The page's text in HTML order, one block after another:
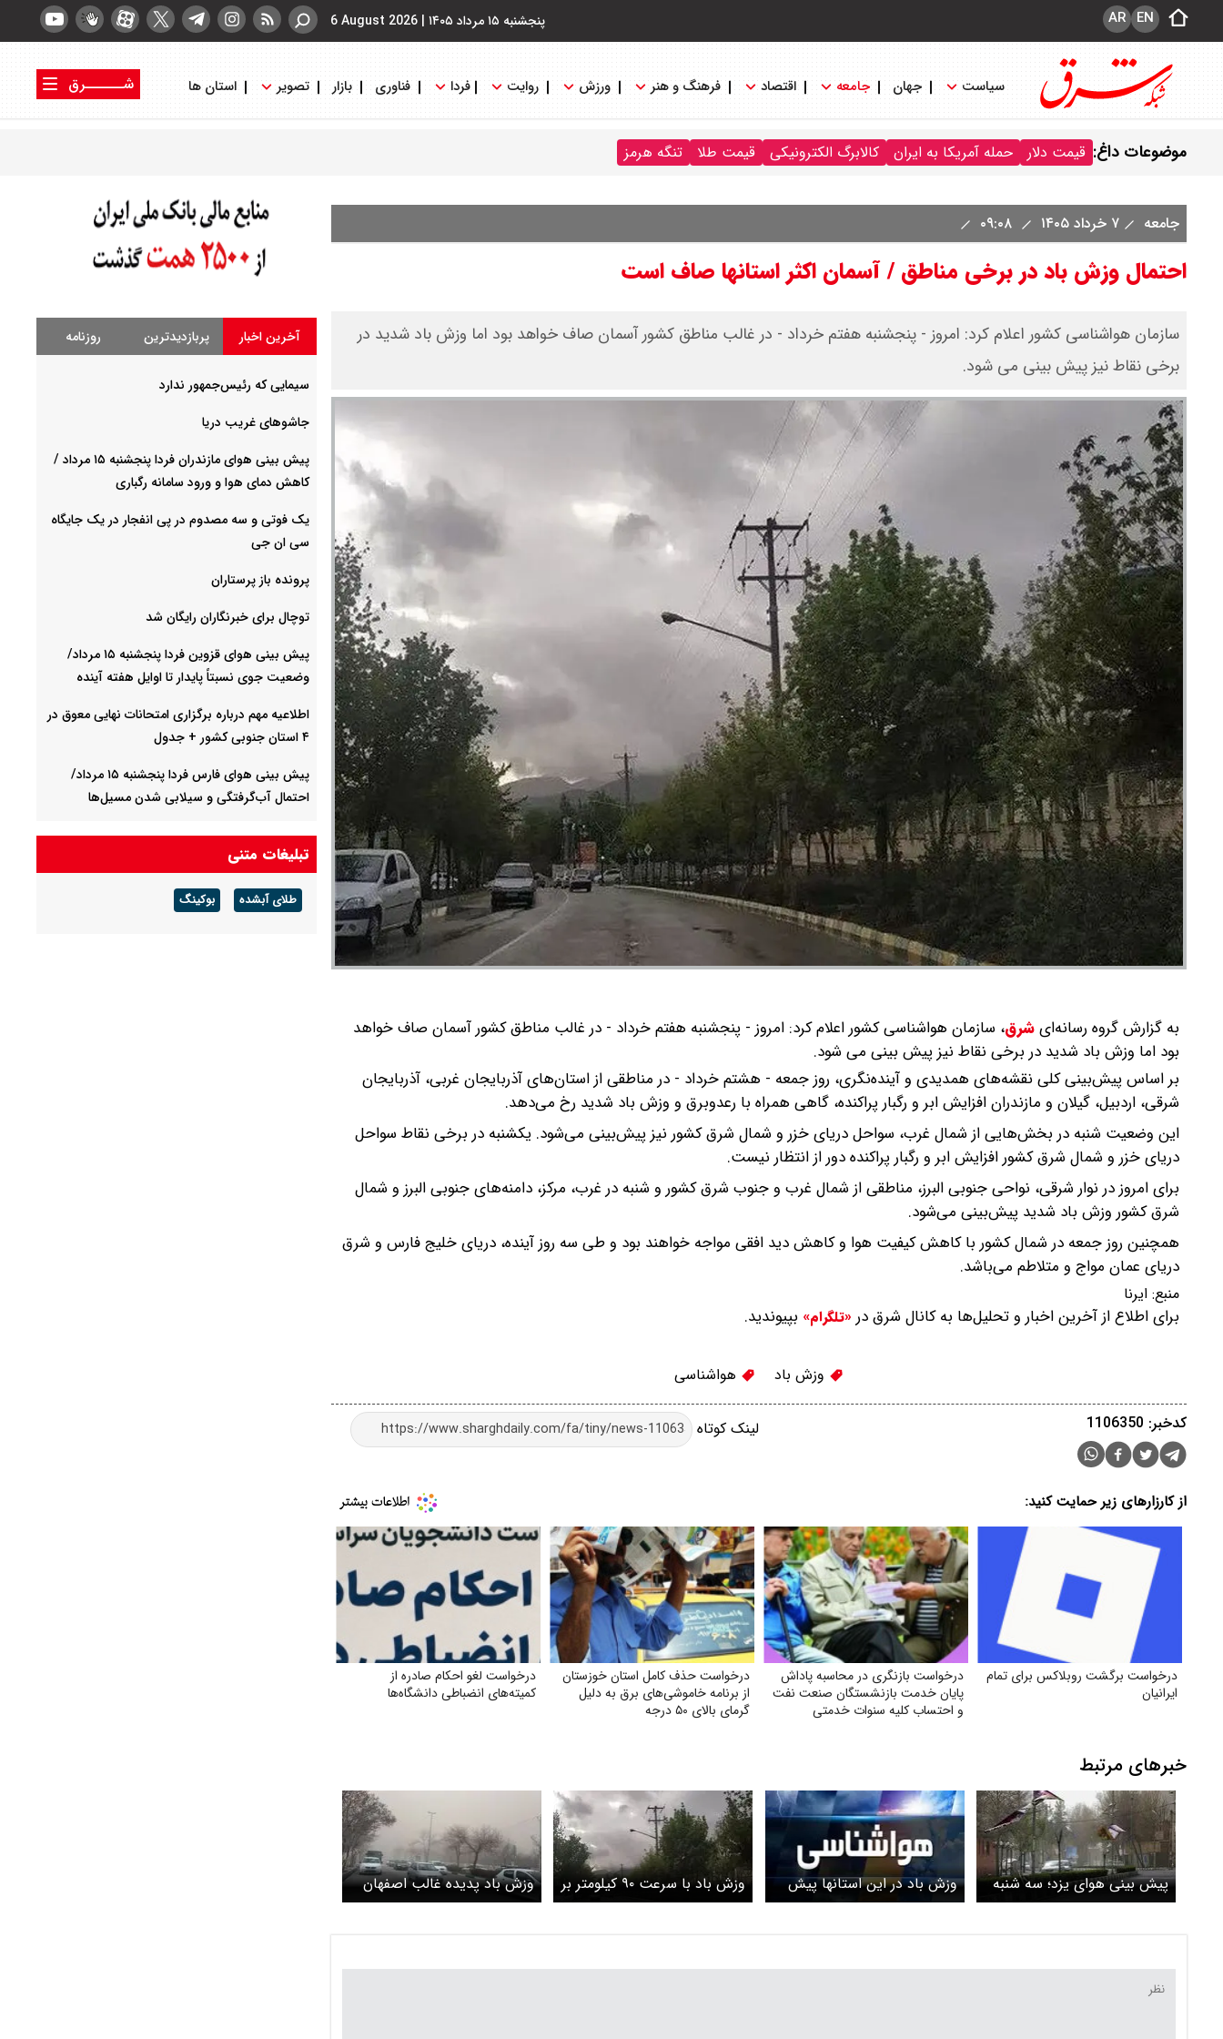
پنجشنبه ۱۵ مرداد ۱۴۰۵ |
6 August 2026 EN
AR
سیاست جهان جامعه اقتصاد فرهنگ و هنر ورزش روایت فردا فناوری بازار تصویر استان ها
شــــــرق
موضوعات داغ: قیمت دلار حمله آمریکا به ایران کالابرگ الکترونیکی قیمت طلا تنگه هرمز
جامعه ۷ خرداد ۱۴۰۵
احتمال وزش باد در برخی مناطق / آسمان اکثر استانها صاف است
سازمان هواشناسی کشور اعلام کرد: امروز - پنجشنبه هفتم خرداد - در غالب مناطق کشور آسمان صاف خواهد بود اما وزش باد شدید در
برخی نقاط نیز پیش بینی می شود.
به گزارش گروه رسانه‌ایشرق، سازمان هواشناسی کشور اعلام کرد: امروز - پنجشنبه هفتم خرداد - در غالب مناطق کشور آسمان صاف خواهد
بود اما وزش باد شدید در برخی نقاط نیز پیش بینی می شود.
بر اساس پیش‌بینی کلی نقشه‌های همدیدی و آینده‌نگری، روز جمعه - هشتم خرداد - در مناطقی از استان‌های آذربایجان غربی، آذربایجان
شرقی، اردبیل، گیلان و مازندران افزایش ابر و رگبار پراکنده، گاهی همراه با رعدوبرق و وزش باد شدید رخ می‌دهد.
این وضعیت شنبه در بخش‌هایی از شمال غرب، سواحل دریای خزر و شمال شرق کشور نیز پیش‌بینی می‌شود. یکشنبه در برخی نقاط سواحل
دریای خزر و شمال شرق کشور افزایش ابر و رگبار پراکنده دور از انتظار نیست.
برای امروز در نوار شرقی، نواحی جنوبی البرز، مناطقی از شمال غرب و جنوب شرق کشور و شنبه در غرب، مرکز، دامنه‌های جنوبی البرز و شمال
شرق کشور وزش باد شدید پیش‌بینی می‌شود.
همچنین روز جمعه در شمال کشور با کاهش کیفیت هوا و کاهش دید افقی مواجه خواهند بود و طی سه روز آینده، دریای خلیج فارس و شرق
دریای عمان مواج و متلاطم می‌باشد.
منبع: ایرنا
برای اطلاع از آخرین اخبار و تحلیل‌ها به کانال شرق در «تلگرام» بپیوندید.
وزش باد هواشناسی
لینک کوتاه کدخبر: 1106350
از کارزارهای زیر حمایت کنید:
درخواست برگشت روبلاکس برای تمام
ایرانیان
درخواست بازنگری در محاسبه پاداش
پایان خدمت بازنشستگان صنعت نفت
و احتساب کلیه سنوات خدمتی
درخواست حذف کامل استان خوزستان
از برنامه خاموشی‌های برق به دلیل
گرمای بالای ۵۰ درجه
درخواست لغو احکام صادره از
کمیته‌های انضباطی دانشگاه‌ها
خبرهای مرتبط
پیش بینی هوای یزد؛ سه شنبه
۵ خرداد ۱۴۰۵/ هشدار نارنجی
وزش باد در این استانها پیش
بینی شد / شنا در خزر ممنوع
وزش باد با سرعت ۹۰ کیلومتر بر
ساعت قم را درمی‌نوردد
وزش باد پدیده غالب اصفهان
است
آخرین اخبار پربازدیدترین روزنامه
سیمایی که رئیس‌جمهور ندارد
جاشوهای غریب دریا
پیش بینی هوای مازندران فردا پنجشنبه ۱۵ مرداد /
کاهش دمای هوا و ورود سامانه رگباری
یک فوتی و سه مصدوم در پی انفجار در یک جایگاه
سی ان جی
پرونده باز پرستاران
توچال برای خبرنگاران رایگان شد
پیش بینی هوای قزوین فردا پنجشنبه ۱۵ مرداد/
وضعیت جوی نسبتاً پایدار تا اوایل هفته آینده
اطلاعیه مهم درباره برگزاری امتحانات نهایی معوق در
۴ استان جنوبی کشور + جدول
پیش بینی هوای فارس فردا پنجشنبه ۱۵ مرداد/
احتمال آب‌گرفتگی و سیلابی شدن مسیل‌ها
هشدار هواشناسی برای آخر هفته صادر شد/ این ۱۱
استان منتظر رگبار و رعد و برق باشند
تبلیغات متنی
طلای آبشده بوکینگ